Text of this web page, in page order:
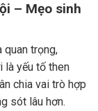
– Mẹo sinh
quan trọng,
là yếu tố then
chia vai trò hợp
sót lâu hơn.